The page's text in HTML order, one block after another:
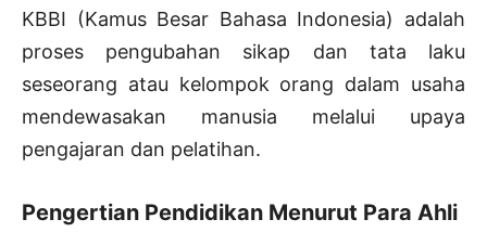
KBBI (Kamus Besar Bahasa Indonesia) adalah
proses pengubahan sikap dan tata laku
seseorang atau kelompok orang dalam usaha
mendewasakan manusia melalui upaya
pengajaran dan pelatihan.
Pengertian Pendidikan Menurut Para Ahli